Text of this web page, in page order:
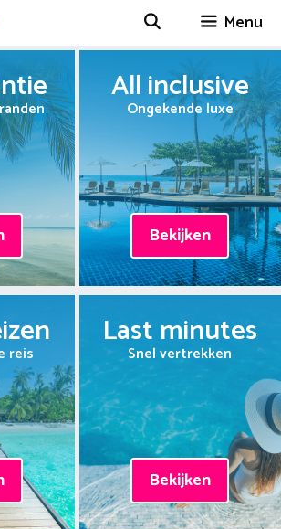
Menu
All inclusive
Ongekende luxe
Bekijken
reis
Last minutes
Snel vertrekken
Bekijken